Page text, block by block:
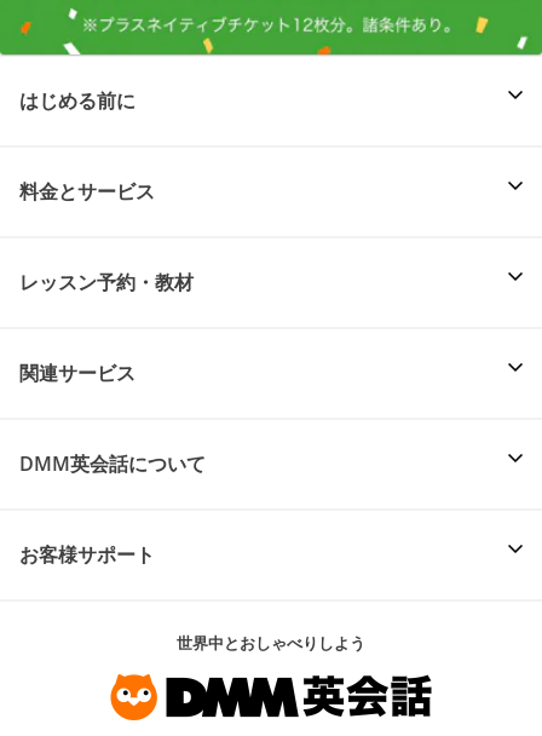
はじめる前に
料金とサービス
レッスン予約・教材
関連サービス
DMM英会話について
お客様サポート
世界中とおしゃべりしよう